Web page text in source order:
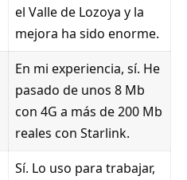
el Valle de Lozoya y la
mejora ha sido enorme.
En mi experiencia, sí. He
pasado de unos 8 Mb
con 4G a más de 200 Mb
reales con Starlink.
Sí. Lo uso para trabajar,